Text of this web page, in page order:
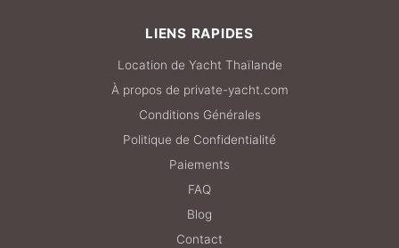
LIENS RAPIDES
Location de Yacht Thaïlande
À propos de private-yacht.com
Conditions Générales
Politique de Confidentialité
Paiements
FAQ
Blog
Contact